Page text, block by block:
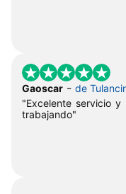
Gaoscar - de
"Excelente servicio y
trabajando"